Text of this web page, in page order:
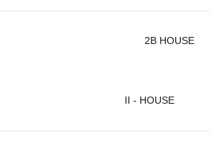
2B HOUSE
II - HOUSE